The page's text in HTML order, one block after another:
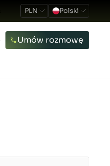
PLN Polski
Umów rozmowę